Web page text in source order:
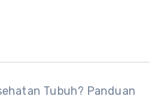
Tubuh? Panduan